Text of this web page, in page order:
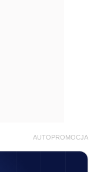
AUTOPROMOCJA